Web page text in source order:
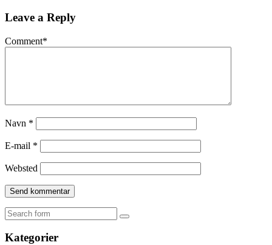
Leave a Reply
Comment*
Navn *
E-mail *
Websted
Search
Kategorier